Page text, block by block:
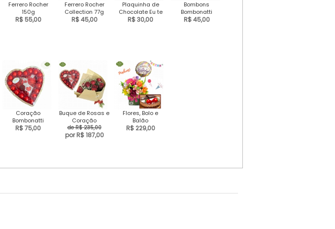
Ferrero Rocher
150g
R$ 55,00
Ferrero Rocher
Collection 77g
R$ 45,00
Plaquinha de
Chocolate Eu te
Amo
R$ 30,00
Bombons
Bombonatti
R$ 45,00
Coração
Bombonatti
Grande
R$ 75,00
Buque de Rosas e
Coração
Bombonatti
de R$ 235,00
por R$ 187,00
Flores, Bolo e
Balão
R$ 229,00